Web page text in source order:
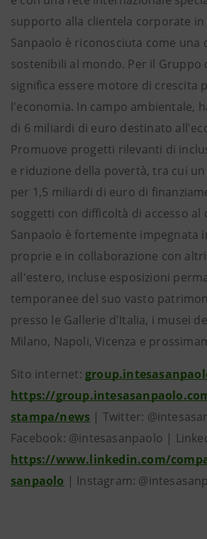
supporto alla clientela corporate in
Sanpaolo è riconosciuta come una
sostenibili al mondo. Per il Gruppo
significa essere motore di crescita
l'economia. In campo ambientale,
di 6 miliardi di euro destinato
Promuove progetti rilevanti di
e riduzione della povertà, tra cui
per 1,5 miliardi di euro di
soggetti con difficoltà di accesso al
Sanpaolo è fortemente impegnata
proprie e in collaborazione con
all'estero, incluse esposizioni
temporanee del suo vasto
presso le Gallerie d'Italia, i musei
Milano, Napoli, Vicenza e
Sito internet:
https://
stampa/news | Twitter:
Facebook: @intesasanpaolo |
https://www.linkedin.com/
sanpaolo | Instagram: